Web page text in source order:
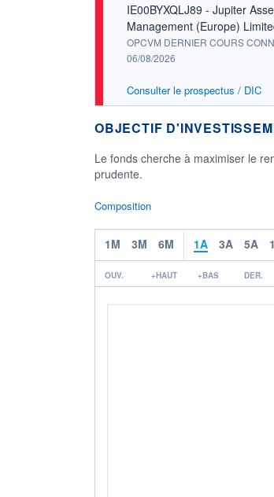
IE00BYXQLJ89 - Jupiter
Management (Europe)
OPCVM DERNIER COURS
06/08/2026
Consulter le prospectus / DIC
OBJECTIF
Le fonds cherche à maximiser le
prudente.
Composition
1M 3M 6M 1A 3A 5A
OUV. +HAUT +BAS DER.